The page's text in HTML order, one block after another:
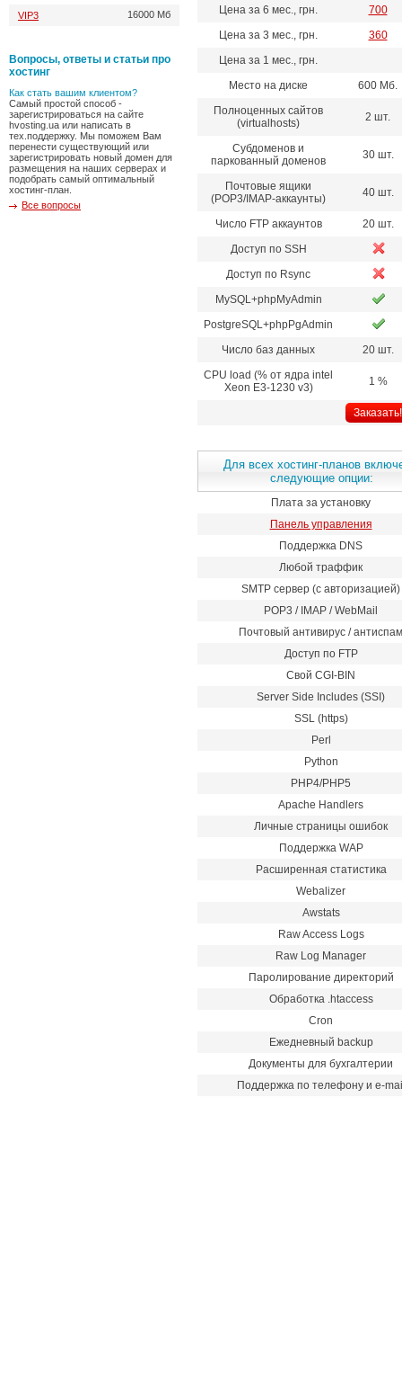
Цена за 6 мес., грн.
700
Цена за 3 мес., грн.
360
Цена за 1 мес., грн.
Место на диске
600 Мб.
Полноценных сайтов
(virtualhosts)
2 шт.
Субдоменов и
паркованный доменов
30 шт.
Почтовые ящики
(POP3/IMAP-аккаунты)
40 шт.
Число FTP аккаунтов
20 шт.
Доступ по SSH
Доступ по Rsync
MySQL+phpMyAdmin
PostgreSQL+phpPgAdmin
Число баз данных
20 шт.
CPU load (% от ядра intel
Xeon E3-1230 v3)
1 %
Заказать!
Для всех хостинг-планов
следующие опции:
Плата за установку
Панель управления
Поддержка DNS
Любой траффик
SMTP сервер (с авторизацией)
POP3 / IMAP / WebMail
Почтовый антивирус / антиспам
Доступ по FTP
Свой CGI-BIN
Server Side Includes (SSI)
SSL (https)
Perl
Python
PHP4/PHP5
Apache Handlers
Личные страницы ошибок
Поддержка WAP
Расширенная статистика
Webalizer
Awstats
Raw Access Logs
Raw Log Manager
Паролирование директорий
Обработка .htaccess
Cron
Ежедневный backup
Документы для бухгалтерии
Поддержка по телефону и e-
VIP3 16000 Мб
Вопросы, ответы и статьи про
хостинг
Как стать вашим клиентом?
Самый простой способ -
зарегистрироваться на сайте
hvosting.ua или написать в
тех.поддержку. Мы поможем Вам
перенести существующий или
зарегистрировать новый домен для
размещения на наших серверах и
подобрать самый оптимальный
хостинг-план.
Все вопросы